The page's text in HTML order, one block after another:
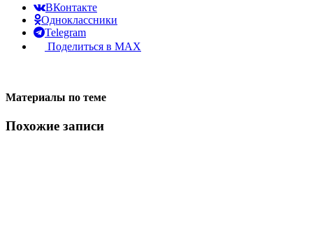
ВКонтакте
Одноклассники
Telegram
Поделиться в MAX
Материалы по теме
Похожие записи